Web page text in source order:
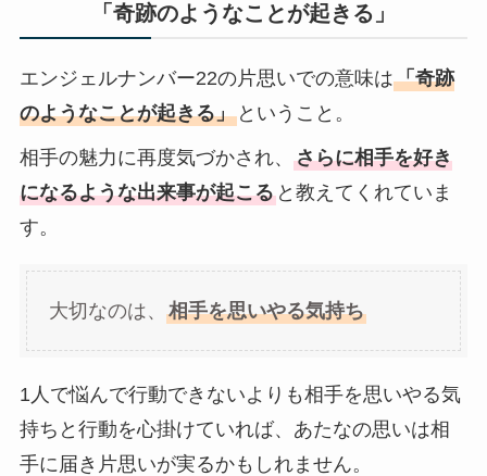
「奇跡のようなことが起きる」
エンジェルナンバー22の片思いでの意味は「奇跡
のようなことが起きる」ということ。
相手の魅力に再度気づかされ、 さらに相手を好き
になるような出来事が起こると教えてくれていま
す。
大切なのは、 相手を思いやる気持ち
1人で悩んで行動できないよりも相手を思いやる気
持ちと行動を心掛けていれば、あたなの思いは相
手に届き片思いが実るかもしれません。